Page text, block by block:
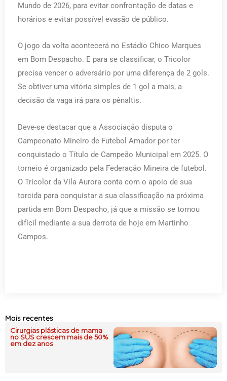
Mundo de 2026, para evitar confrontação de datas e
horários e evitar possível evasão de público.
O jogo da volta acontecerá no Estádio Chico Marques
em Bom Despacho. E para se classificar, o Tricolor
precisa vencer o adversário por uma diferença de 2 gols.
Se obtiver uma vitória simples de 1 gol a mais, a
decisão da vaga irá para os pênaltis.
Deve-se destacar que a Associação disputa o
Campeonato Mineiro de Futebol Amador por ter
conquistado o Título de Campeão Municipal em 2025. O
torneio é organizado pela Federação Mineira de futebol.
O Tricolor da Vila Aurora conta com o apoio de sua
torcida para conquistar a sua classificação na próxima
partida em Bom Despacho, já que a missão se tornou
difícil mediante a sua derrota de hoje em Martinho
Campos.
Mais recentes
Cirurgias plásticas de mama
no SUS crescem mais de 50%
em dez anos